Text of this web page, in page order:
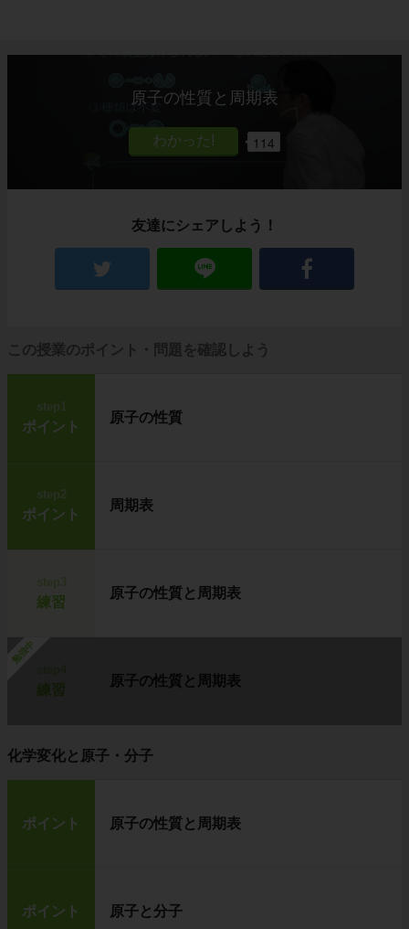
原子の性質と周期表
114
友達にシェアしよう！
この授業のポイント・問題を確認しよう
step1
ポイント
原子の性質
step2
ポイント
周期表
練習
原子の性質と周期表
勉強中
原子の性質と周期表
化学変化と原子・分子
ポイント 原子の性質と周期表
ポイント 原子と分子